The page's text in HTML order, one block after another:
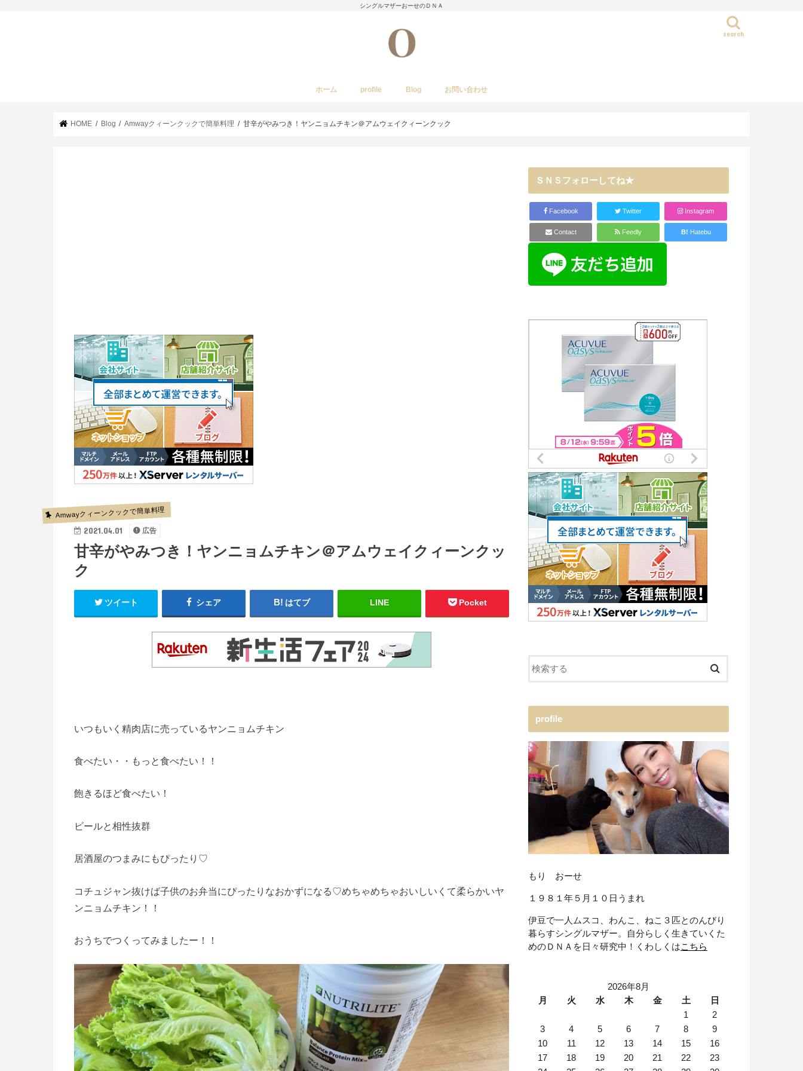
シングルマザーおーせのＤＮＡ
search
ホーム profile Blog お問い合わせ
HOME Blog Amwayクィーンクックで簡単料理 甘辛がやみつき！ヤンニョムチキン＠アムウェイクィーンクック
Amwayクィーンクックで簡単料理
2021.04.01 広告
甘辛がやみつき！ヤンニョムチキン＠アムウェイクィーンクッ
ク
ツイート シェア はてブ LINE Pocket
いつもいく精肉店に売っているヤンニョムチキン
食べたい・・もっと食べたい！！
飽きるほど食べたい！
ビールと相性抜群
居酒屋のつまみにもぴったり♡
コチュジャン抜けば子供のお弁当にぴったりなおかずになる♡めちゃめちゃおいしいくて柔らかいヤ
ンニョムチキン！！
おうちでつくってみましたー！！
ＳＮＳフォローしてね★
Facebook Twitter Instagram
Contact Feedly B! Hatebu
profile
もり おーせ
１９８１年５月１０日うまれ
伊豆で一人ムスコ、わんこ、ねこ３匹とのんびり
暮らすシングルマザー。自分らしく生きていくた
めのＤＮＡを日々研究中！くわしくはこちら
2026年8月
月
火 水 木 金 土
日
1
2
3
4 5 6 7 8
9
10
11 12 13 14 15
16
17
18 19 20 21 22
23